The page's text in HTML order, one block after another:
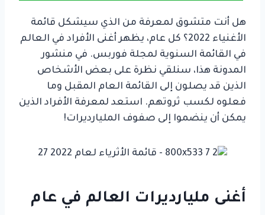
هل أنت متشوق لمعرفة من الذي سيشكل قائمة
الأغنياء 2022؟ كل عام، يظهر أغنى الأفراد في العالم
في القائمة السنوية لمجلة فوربس. في منشور
المدونة هذا، سنلقي نظرة على بعض الأشخاص
الذين قد يصلون إلى القائمة العام المقبل وما
فعلوه لكسب ثروتهم. استعد لمعرفة الأفراد الذين
يمكن أن ينضموا إلى صفوف المليارديرات!
أغنى مليارديرات العالم في عام